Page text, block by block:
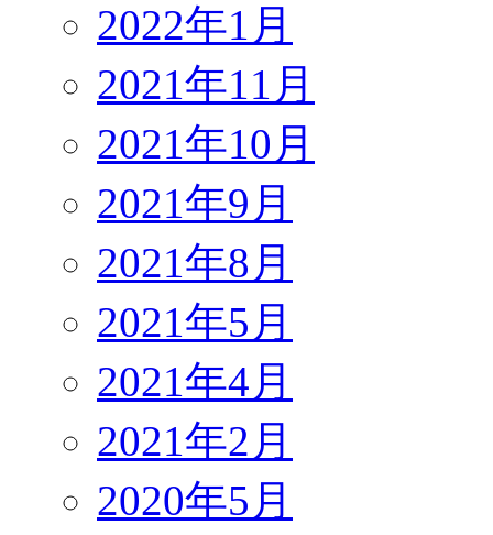
2022年1月
2021年11月
2021年10月
2021年9月
2021年8月
2021年5月
2021年4月
2021年2月
2020年5月